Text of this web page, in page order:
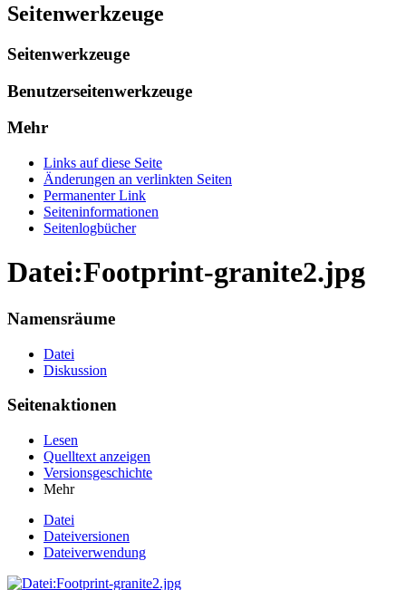
Seitenwerkzeuge
Seitenwerkzeuge
Benutzerseitenwerkzeuge
Mehr
Links auf diese Seite
Änderungen an verlinkten Seiten
Permanenter Link
Seiten­informationen
Seitenlogbücher
Datei:Footprint-granite2.jpg
Namensräume
Datei
Diskussion
Seitenaktionen
Lesen
Quelltext anzeigen
Versionsgeschichte
Mehr
Datei
Dateiversionen
Dateiverwendung